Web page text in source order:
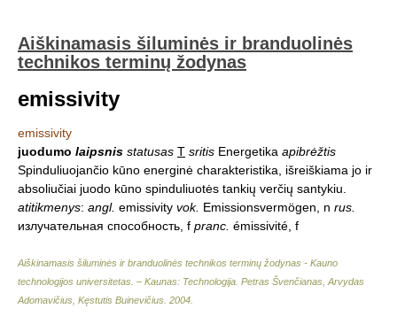
Aiškinamasis šiluminės ir branduolinės
technikos terminų žodynas
emissivity
emissivity
juodumo laipsnis statusas T sritis Energetika apibrėžtis
Spinduliuojančio kūno energinė charakteristika, išreiškiama jo ir
absoliučiai juodo kūno spinduliuotės tankių verčių santykiu.
atitikmenys: angl. emissivity vok. Emissionsvermögen, n rus.
излучательная способность, f pranc. émissivité, f
Aiškinamasis šiluminės ir branduolinės technikos terminų žodynas - Kauno
technologijos universitetas. – Kaunas: Technologija Petras Švenčianas, Arvydas
Adomavičius, Kęstutis Buinevičius 2004